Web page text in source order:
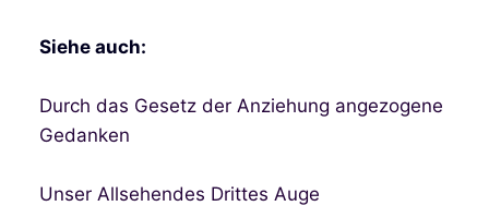
Siehe auch:
Durch das Gesetz der Anziehung angezogene
Gedanken
Unser Allsehendes Drittes Auge